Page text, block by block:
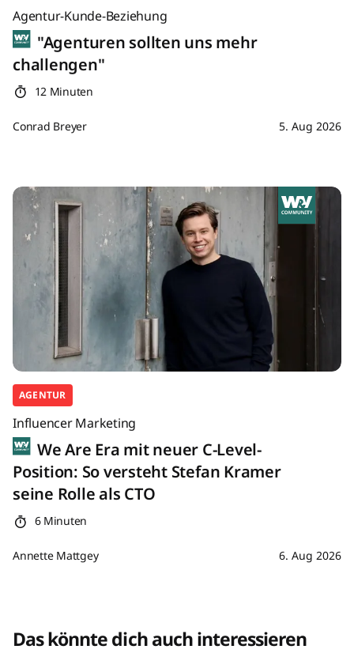
Agentur-Kunde-Beziehung
"Agenturen sollten uns mehr
challengen"
12 Minuten
Conrad Breyer 5. Aug 2026
AGENTUR
Influencer Marketing
We Are Era mit neuer C-Level-
Position: So versteht Stefan Kramer
seine Rolle als CTO
6 Minuten
Annette Mattgey 6. Aug 2026
Das könnte dich auch interessieren